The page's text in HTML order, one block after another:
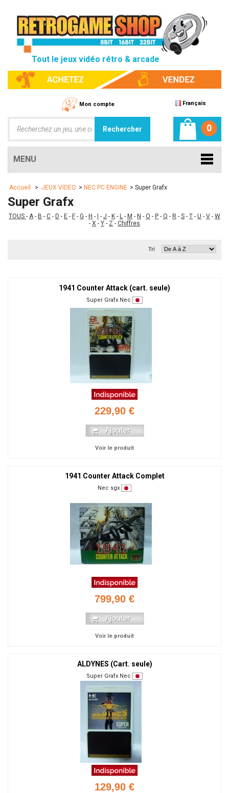
Tout le jeux vidéo rétro & arcade
Mon compte Français
0
MENU
Accueil > JEUX VIDEO > NEC PC ENGINE > Super Grafx
Super Grafx
TOUS - A- B - C - D - E - F - G - H - - J - K - L - M - N - O - P - Q - R - S - T - U - V - W
- X - Y - Z - Chiffres
Tri
1941 Counter Attack (cart. seule)
Super Grafx Nec
229,90 €
Voir le produit
1941 Counter Attack Complet
Nec sgx
799,90 €
Voir le produit
ALDYNES (Cart. seule)
Super Grafx Nec
129,90 €